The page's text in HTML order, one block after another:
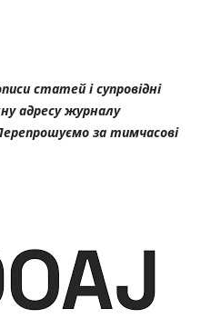
статей і супровідні
адресу журналу
за тимчасові